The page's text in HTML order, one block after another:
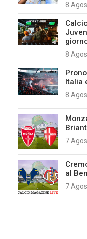
8
8
Italia
8
7
al
7